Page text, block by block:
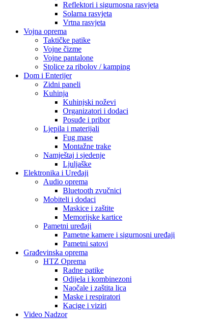
Reflektori i sigurnosna rasvjeta
Solarna rasvjeta
Vrtna rasvjeta
Vojna oprema
Taktičke patike
Vojne čizme
Vojne pantalone
Stolice za ribolov / kamping
Dom i Enterijer
Zidni paneli
Kuhinja
Kuhinjski noževi
Organizatori i dodaci
Posuđe i pribor
Ljepila i materijali
Fug mase
Montažne trake
Namještaj i sjedenje
Ljuljaške
Elektronika i Uređaji
Audio oprema
Bluetooth zvučnici
Mobiteli i dodaci
Maskice i zaštite
Memorijske kartice
Pametni uređaji
Pametne kamere i sigurnosni uređaji
Pametni satovi
Građevinska oprema
HTZ Oprema
Radne patike
Odijela i kombinezoni
Naočale i zaštita lica
Maske i respiratori
Kacige i viziri
Video Nadzor